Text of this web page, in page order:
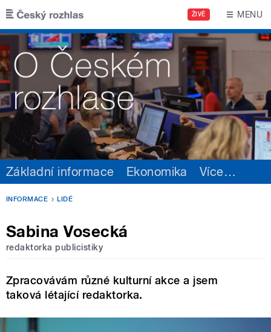
Přejít k hlavnímu obsahu
ŽIVĚ MENU
Základní informace Ekonomika Více…
INFORMACE LIDÉ
Sabina Vosecká
redaktorka publicistiky
Zpracovávám různé kulturní akce a jsem
taková létající redaktorka.